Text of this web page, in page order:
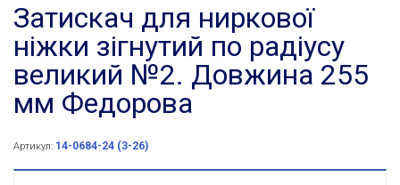
Затискач для ниркової
ніжки зігнутий по радіусу
великий №2. Довжина 255
мм Федорова
Артикул: 14-0684-24 (З-26)